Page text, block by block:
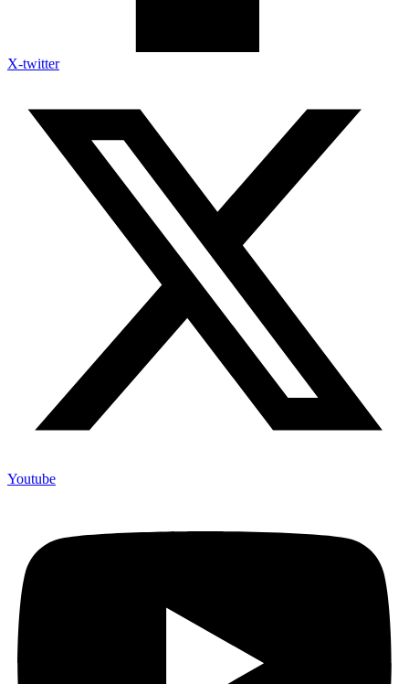
X-twitter
Youtube